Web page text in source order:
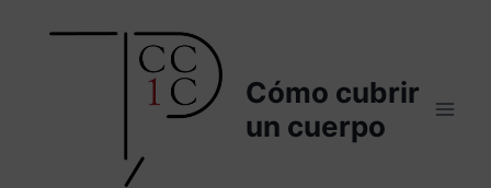
Cómo cubrir
un cuerpo